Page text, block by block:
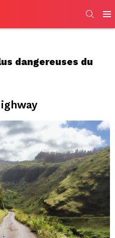
dangereuses du